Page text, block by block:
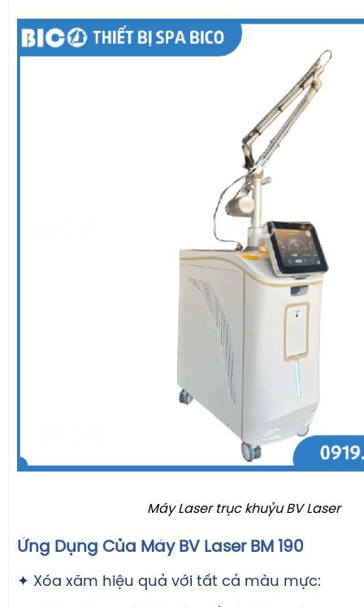
Máy Laser trục khuỷu BV Laser
Ứng Dụng Của Máy BV Laser BM 190
✦ Xóa xăm hiệu quả với tất cả màu mực: